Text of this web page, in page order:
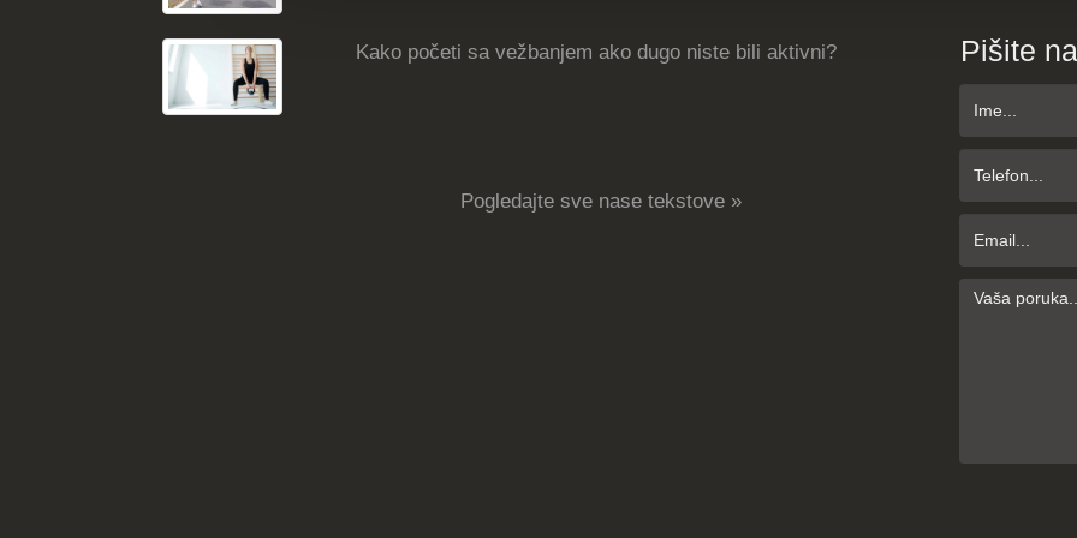
Kako početi sa vežbanjem ako dugo niste bili aktivni?
Pogledajte sve nase tekstove »
Pišite